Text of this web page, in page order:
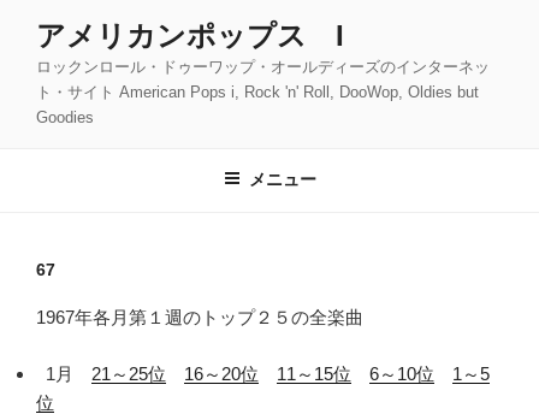
アメリカンポップス I
ロックンロール・ドゥーワップ・オールディーズのインターネッ
ト・サイト American Pops i, Rock 'n' Roll, DooWop, Oldies but
Goodies
メニュー
67
1967年各月第１週のトップ２５の全楽曲
1月 21～25位 16～20位 11～15位 6～10位
1～5
位